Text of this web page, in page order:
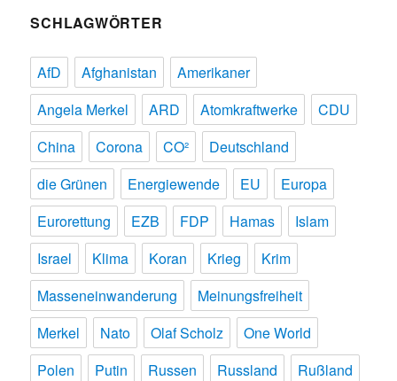
SCHLAGWÖRTER
AfD Afghanistan
Amerikaner
Angela Merkel
ARD Atomkraftwerke
CDU
China
Corona CO²
Deutschland
die Grünen
Energiewende EU
Europa
Eurorettung
EZB FDP Hamas
Islam
Israel
Klima Koran Krieg
Krim
Masseneinwanderung
Meinungsfreiheit
Merkel
Nato Olaf Scholz
One World
Polen
Putin Russen Russland
Rußland